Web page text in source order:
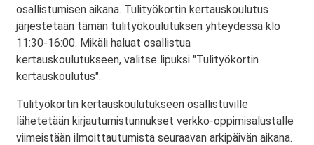
osallistumisen aikana. Tulityökortin kertauskoulutus
järjestetään tämän tulityökoulutuksen yhteydessä klo
11:30-16:00. Mikäli haluat osallistua
kertauskoulutukseen, valitse lipuksi "Tulityökortin
kertauskoulutus".
Tulityökortin kertauskoulutukseen osallistuville
lähetetään kirjautumistunnukset verkko-oppimisalustalle
viimeistään ilmoittautumista seuraavan arkipäivän aikana.